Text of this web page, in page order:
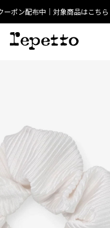
ーポン配布中｜対象商品はこちら